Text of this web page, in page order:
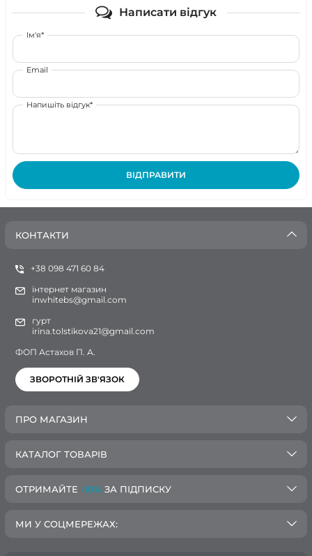
Написати відгук
Ім'я*
Email
Напишіть відгук*
ВІДПРАВИТИ
КОНТАКТИ
+38 098 471 60 84
інтернет магазин
inwhitebs@gmail.com
гурт
irina.tolstikova21@gmail.com
ФОП Астахов П. А.
ЗВОРОТНІЙ ЗВ'ЯЗОК
ПРО МАГАЗИН
КАТАЛОГ ТОВАРІВ
ОТРИМАЙТЕ -10% ЗА ПІДПИСКУ
МИ У СОЦМЕРЕЖАХ: